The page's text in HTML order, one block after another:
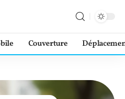
Couverture